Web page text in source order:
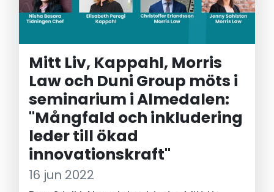
med brytning och andra hinder som
många drabbas av idag, säger Lenka
Prokopec Karlberg. Nu är hon vd för
organisationen Mitt Liv, som erbjuder
konsulttjänster inom mångfald och
inkludering och driver ett omfattande
mentorskapsprogram för
utlandsfödda akademiker.
Mitt Liv, Kappahl, Morris
Law och Duni Group möts i
seminarium i Almedalen:
"Mångfald och inkludering
leder till ökad
innovationskraft"
16 jun 2022